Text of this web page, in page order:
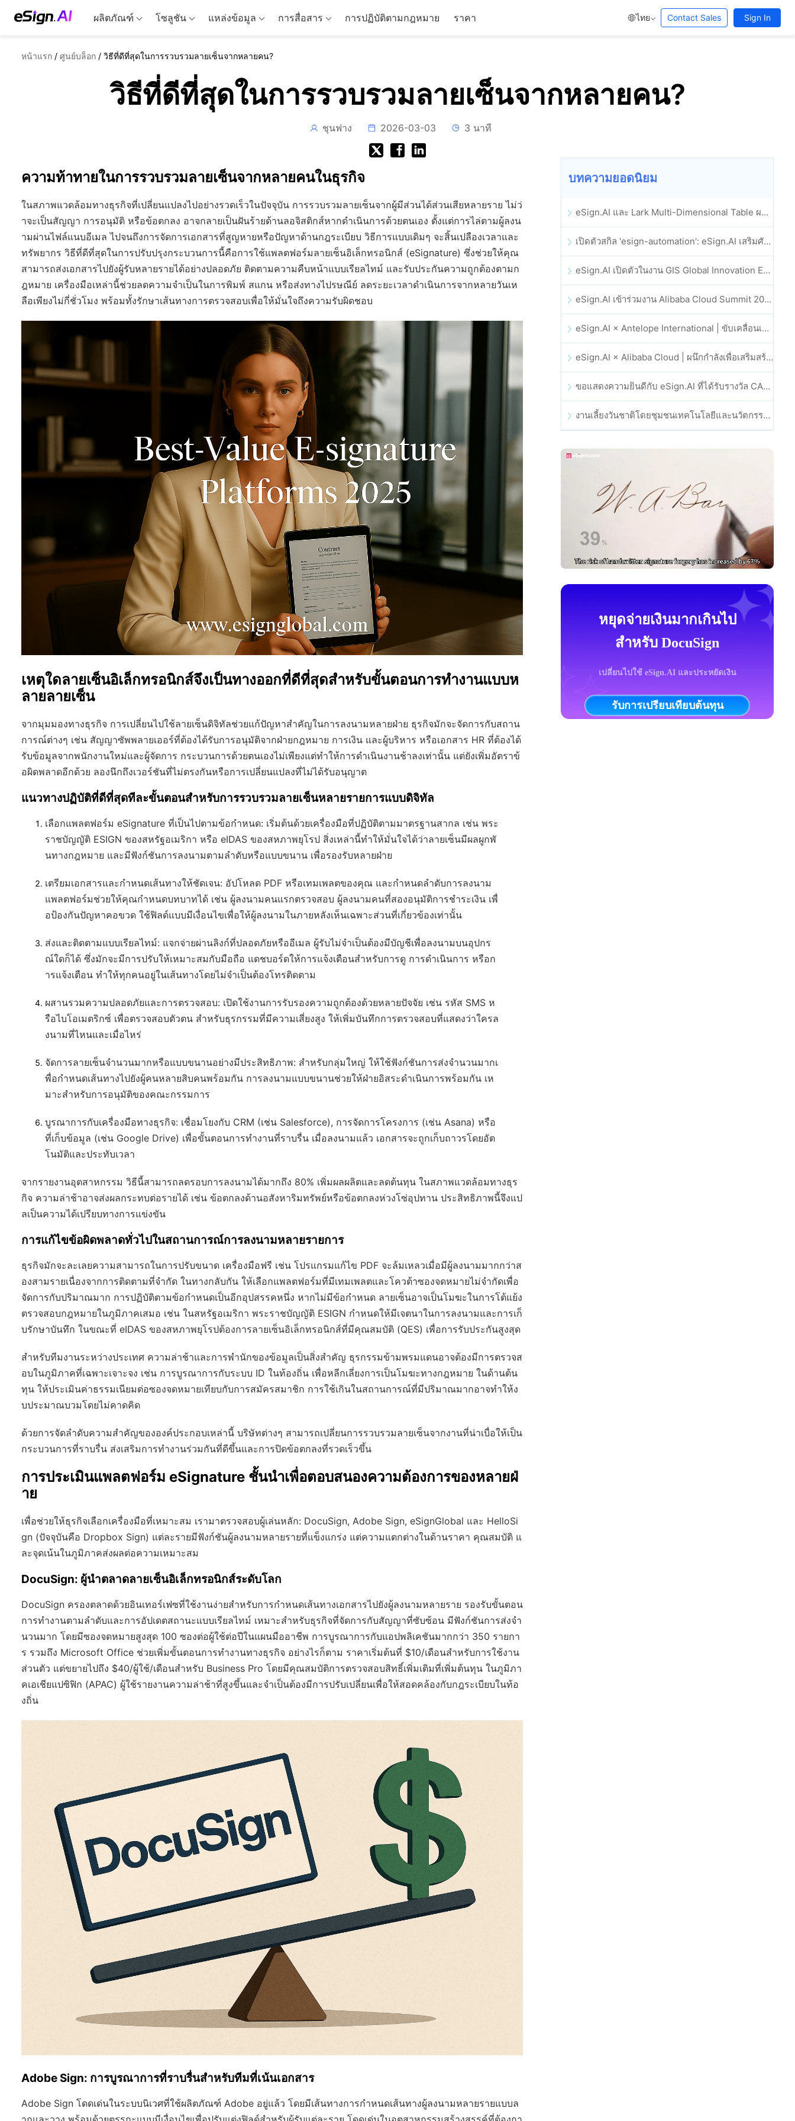
ผลิตภัณฑ์ โซลูชัน แหล่งข้อมูล การสื่อสาร การปฏิบัติตามกฎหมาย ราคา ไทย Contact Sales Sign In
หน้าแรก / ศูนย์บล็อก / วิธีที่ดีที่สุดในการรวบรวมลายเซ็นจากหลายคน?
วิธีที่ดีที่สุดในการรวบรวมลายเซ็นจากหลายคน?
ชุนฟาง 2026-03-03 3 นาที
ความท้าทายในการรวบรวมลายเซ็นจากหลายคนในธุรกิจ
ในสภาพแวดล้อมทางธุรกิจที่เปลี่ยนแปลงไปอย่างรวดเร็วในปัจจุบัน การรวบรวมลายเซ็นจากผู้มีส่วนได้ส่วนเสียหลายราย ไม่ว่
าจะเป็นสัญญา การอนุมัติ หรือข้อตกลง อาจกลายเป็นฝันร้ายด้านลอจิสติกส์หากดำเนินการด้วยตนเอง ตั้งแต่การไล่ตามผู้ลงน
ามผ่านไฟล์แนบอีเมล ไปจนถึงการจัดการเอกสารที่สูญหายหรือปัญหาด้านกฎระเบียบ วิธีการแบบเดิมๆ จะสิ้นเปลืองเวลาและ
ทรัพยากร วิธีที่ดีที่สุดในการปรับปรุงกระบวนการนี้คือการใช้แพลตฟอร์มลายเซ็นอิเล็กทรอนิกส์ (eSignature) ซึ่งช่วยให้คุณ
สามารถส่งเอกสารไปยังผู้รับหลายรายได้อย่างปลอดภัย ติดตามความคืบหน้าแบบเรียลไทม์ และรับประกันความถูกต้องตามก
ฎหมาย เครื่องมือเหล่านี้ช่วยลดความจำเป็นในการพิมพ์ สแกน หรือส่งทางไปรษณีย์ ลดระยะเวลาดำเนินการจากหลายวันเห
ลือเพียงไม่กี่ชั่วโมง พร้อมทั้งรักษาเส้นทางการตรวจสอบเพื่อให้มั่นใจถึงความรับผิดชอบ
เหตุใดลายเซ็นอิเล็กทรอนิกส์จึงเป็นทางออกที่ดีที่สุดสำหรับขั้นตอนการทำงานแบบห
ลายลายเซ็น
จากมุมมองทางธุรกิจ การเปลี่ยนไปใช้ลายเซ็นดิจิทัลช่วยแก้ปัญหาสำคัญในการลงนามหลายฝ่าย ธุรกิจมักจะจัดการกับสถาน
การณ์ต่างๆ เช่น สัญญาซัพพลายเออร์ที่ต้องได้รับการอนุมัติจากฝ่ายกฎหมาย การเงิน และผู้บริหาร หรือเอกสาร HR ที่ต้องได้
รับข้อมูลจากพนักงานใหม่และผู้จัดการ กระบวนการด้วยตนเองไม่เพียงแต่ทำให้การดำเนินงานช้าลงเท่านั้น แต่ยังเพิ่มอัตราข้
อผิดพลาดอีกด้วย ลองนึกถึงเวอร์ชันที่ไม่ตรงกันหรือการเปลี่ยนแปลงที่ไม่ได้รับอนุญาต
แนวทางปฏิบัติที่ดีที่สุดทีละขั้นตอนสำหรับการรวบรวมลายเซ็นหลายรายการแบบดิจิทัล
เลือกแพลตฟอร์ม eSignature ที่เป็นไปตามข้อกำหนด: เริ่มต้นด้วยเครื่องมือที่ปฏิบัติตามมาตรฐานสากล เช่น พระ
ราชบัญญัติ ESIGN ของสหรัฐอเมริกา หรือ eIDAS ของสหภาพยุโรป สิ่งเหล่านี้ทำให้มั่นใจได้ว่าลายเซ็นมีผลผูกพั
นทางกฎหมาย และมีฟังก์ชันการลงนามตามลำดับหรือแบบขนาน เพื่อรองรับหลายฝ่าย
เตรียมเอกสารและกำหนดเส้นทางให้ชัดเจน: อัปโหลด PDF หรือเทมเพลตของคุณ และกำหนดลำดับการลงนาม
แพลตฟอร์มช่วยให้คุณกำหนดบทบาทได้ เช่น ผู้ลงนามคนแรกตรวจสอบ ผู้ลงนามคนที่สองอนุมัติการชำระเงิน เพื่
อป้องกันปัญหาคอขวด ใช้ฟิลด์แบบมีเงื่อนไขเพื่อให้ผู้ลงนามในภายหลังเห็นเฉพาะส่วนที่เกี่ยวข้องเท่านั้น
ส่งและติดตามแบบเรียลไทม์: แจกจ่ายผ่านลิงก์ที่ปลอดภัยหรืออีเมล ผู้รับไม่จำเป็นต้องมีบัญชีเพื่อลงนามบนอุปกร
ณ์ใดก็ได้ ซึ่งมักจะมีการปรับให้เหมาะสมกับมือถือ แดชบอร์ดให้การแจ้งเตือนสำหรับการดู การดำเนินการ หรือก
ารแจ้งเตือน ทำให้ทุกคนอยู่ในเส้นทางโดยไม่จำเป็นต้องโทรติดตาม
ผสานรวมความปลอดภัยและการตรวจสอบ: เปิดใช้งานการรับรองความถูกต้องด้วยหลายปัจจัย เช่น รหัส SMS ห
รือไบโอเมตริกซ์ เพื่อตรวจสอบตัวตน สำหรับธุรกรรมที่มีความเสี่ยงสูง ให้เพิ่มบันทึกการตรวจสอบที่แสดงว่าใครล
งนามที่ไหนและเมื่อไหร่
จัดการลายเซ็นจำนวนมากหรือแบบขนานอย่างมีประสิทธิภาพ: สำหรับกลุ่มใหญ่ ให้ใช้ฟังก์ชันการส่งจำนวนมากเ
พื่อกำหนดเส้นทางไปยังผู้คนหลายสิบคนพร้อมกัน การลงนามแบบขนานช่วยให้ฝ่ายอิสระดำเนินการพร้อมกัน เห
มาะสำหรับการอนุมัติของคณะกรรมการ
บูรณาการกับเครื่องมือทางธุรกิจ: เชื่อมโยงกับ CRM (เช่น Salesforce), การจัดการโครงการ (เช่น Asana) หรือ
ที่เก็บข้อมูล (เช่น Google Drive) เพื่อขั้นตอนการทำงานที่ราบรื่น เมื่อลงนามแล้ว เอกสารจะถูกเก็บถาวรโดยอัต
โนมัติและประทับเวลา
จากรายงานอุตสาหกรรม วิธีนี้สามารถลดรอบการลงนามได้มากถึง 80% เพิ่มผลผลิตและลดต้นทุน ในสภาพแวดล้อมทางธุร
กิจ ความล่าช้าอาจส่งผลกระทบต่อรายได้ เช่น ข้อตกลงด้านอสังหาริมทรัพย์หรือข้อตกลงห่วงโซ่อุปทาน ประสิทธิภาพนี้จึงแป
ลเป็นความได้เปรียบทางการแข่งขัน
การแก้ไขข้อผิดพลาดทั่วไปในสถานการณ์การลงนามหลายรายการ
ธุรกิจมักจะละเลยความสามารถในการปรับขนาด เครื่องมือฟรี เช่น โปรแกรมแก้ไข PDF จะล้มเหลวเมื่อมีผู้ลงนามมากกว่าส
องสามรายเนื่องจากการติดตามที่จำกัด ในทางกลับกัน ให้เลือกแพลตฟอร์มที่มีเทมเพลตและโควต้าซองจดหมายไม่จำกัดเพื่อ
จัดการกับปริมาณมาก การปฏิบัติตามข้อกำหนดเป็นอีกอุปสรรคหนึ่ง หากไม่มีข้อกำหนด ลายเซ็นอาจเป็นโมฆะในการโต้แย้ง
ตรวจสอบกฎหมายในภูมิภาคเสมอ เช่น ในสหรัฐอเมริกา พระราชบัญญัติ ESIGN กำหนดให้มีเจตนาในการลงนามและการเก็
บรักษาบันทึก ในขณะที่ eIDAS ของสหภาพยุโรปต้องการลายเซ็นอิเล็กทรอนิกส์ที่มีคุณสมบัติ (QES) เพื่อการรับประกันสูงสุด
สำหรับทีมงานระหว่างประเทศ ความล่าช้าและการพำนักของข้อมูลเป็นสิ่งสำคัญ ธุรกรรมข้ามพรมแดนอาจต้องมีการตรวจส
อบในภูมิภาคที่เฉพาะเจาะจง เช่น การบูรณาการกับระบบ ID ในท้องถิ่น เพื่อหลีกเลี่ยงการเป็นโมฆะทางกฎหมาย ในด้านต้น
ทุน ให้ประเมินค่าธรรมเนียมต่อซองจดหมายเทียบกับการสมัครสมาชิก การใช้เกินในสถานการณ์ที่มีปริมาณมากอาจทำให้ง
บประมาณบวมโดยไม่คาดคิด
ด้วยการจัดลำดับความสำคัญขององค์ประกอบเหล่านี้ บริษัทต่างๆ สามารถเปลี่ยนการรวบรวมลายเซ็นจากงานที่น่าเบื่อให้เป็น
กระบวนการที่ราบรื่น ส่งเสริมการทำงานร่วมกันที่ดีขึ้นและการปิดข้อตกลงที่รวดเร็วขึ้น
การประเมินแพลตฟอร์ม eSignature ชั้นนำเพื่อตอบสนองความต้องการของหลายฝ่
าย
เพื่อช่วยให้ธุรกิจเลือกเครื่องมือที่เหมาะสม เรามาตรวจสอบผู้เล่นหลัก: DocuSign, Adobe Sign, eSignGlobal และ HelloSi
gn (ปัจจุบันคือ Dropbox Sign) แต่ละรายมีฟังก์ชันผู้ลงนามหลายรายที่แข็งแกร่ง แต่ความแตกต่างในด้านราคา คุณสมบัติ แ
ละจุดเน้นในภูมิภาคส่งผลต่อความเหมาะสม
DocuSign: ผู้นำตลาดลายเซ็นอิเล็กทรอนิกส์ระดับโลก
DocuSign ครองตลาดด้วยอินเทอร์เฟซที่ใช้งานง่ายสำหรับการกำหนดเส้นทางเอกสารไปยังผู้ลงนามหลายราย รองรับขั้นตอน
การทำงานตามลำดับและการอัปเดตสถานะแบบเรียลไทม์ เหมาะสำหรับธุรกิจที่จัดการกับสัญญาที่ซับซ้อน มีฟังก์ชันการส่งจำ
นวนมาก โดยมีซองจดหมายสูงสุด 100 ซองต่อผู้ใช้ต่อปีในแผนมืออาชีพ การบูรณาการกับแอปพลิเคชันมากกว่า 350 รายกา
ร รวมถึง Microsoft Office ช่วยเพิ่มขั้นตอนการทำงานทางธุรกิจ อย่างไรก็ตาม ราคาเริ่มต้นที่ $10/เดือนสำหรับการใช้งาน
ส่วนตัว แต่ขยายไปถึง $40/ผู้ใช้/เดือนสำหรับ Business Pro โดยมีคุณสมบัติการตรวจสอบสิทธิ์เพิ่มเติมที่เพิ่มต้นทุน ในภูมิภา
คเอเชียแปซิฟิก (APAC) ผู้ใช้รายงานความล่าช้าที่สูงขึ้นและจำเป็นต้องมีการปรับเปลี่ยนเพื่อให้สอดคล้องกับกฎระเบียบในท้อ
งถิ่น
Adobe Sign: การบูรณาการที่ราบรื่นสำหรับทีมที่เน้นเอกสาร
Adobe Sign โดดเด่นในระบบนิเวศที่ใช้ผลิตภัณฑ์ Adobe อยู่แล้ว โดยมีเส้นทางการกำหนดเส้นทางผู้ลงนามหลายรายแบบล
บทความยอดนิยม
eSign.AI และ Lark Multi-Dimensional Table ผสานรวมกันอย่างเป็นทางการ: การลงนามและการเก็บถาวรสัญญาอิเล็กทรอนิกส์แบบอัตโนมัติเต็มรูปแบบ
เปิดตัวสกิล 'esign-automation': eSign.AI เสริมศักยภาพให้ OpenClaw ด้วยลายเซ็นอิเล็กทรอนิกส์อัตโนมัติ
eSign.AI เปิดตัวในงาน GIS Global Innovation Exhibition 2025
eSign.AI เข้าร่วมงาน Alibaba Cloud Summit 2025 ที่ฮ่องกง เพื่อขับเคลื่อนนวัตกรรมคลาวด์ที่ขับเคลื่อนด้วย AI และความเชื่อมั่นทางดิจิทัล
eSign.AI × Antelope International | ขับเคลื่อนเวิร์กโฟลดิจิทัลที่ปลอดภัยและขับเคลื่อนด้วย AI
eSign.AI × Alibaba Cloud | ผนึกกำลังเพื่อเสริมสร้างความเชื่อมั่นดิจิทัลระดับโลกสำหรับฟินเทค
ขอแสดงความยินดีกับ eSign.AI ที่ได้รับรางวัล CAHK STAR Award 2025
งานเลี้ยงวันชาติโดยชุมชนเทคโนโลยีและนวัตกรรมฮ่องกง
หยุดจ่ายเงินมากเกินไป
สำหรับ DocuSign
เปลี่ยนไปใช้ eSign.AI และประหยัดเงิน
รับการเปรียบเทียบต้นทุน